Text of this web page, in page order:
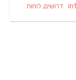
Categories
דרושים, לוחות